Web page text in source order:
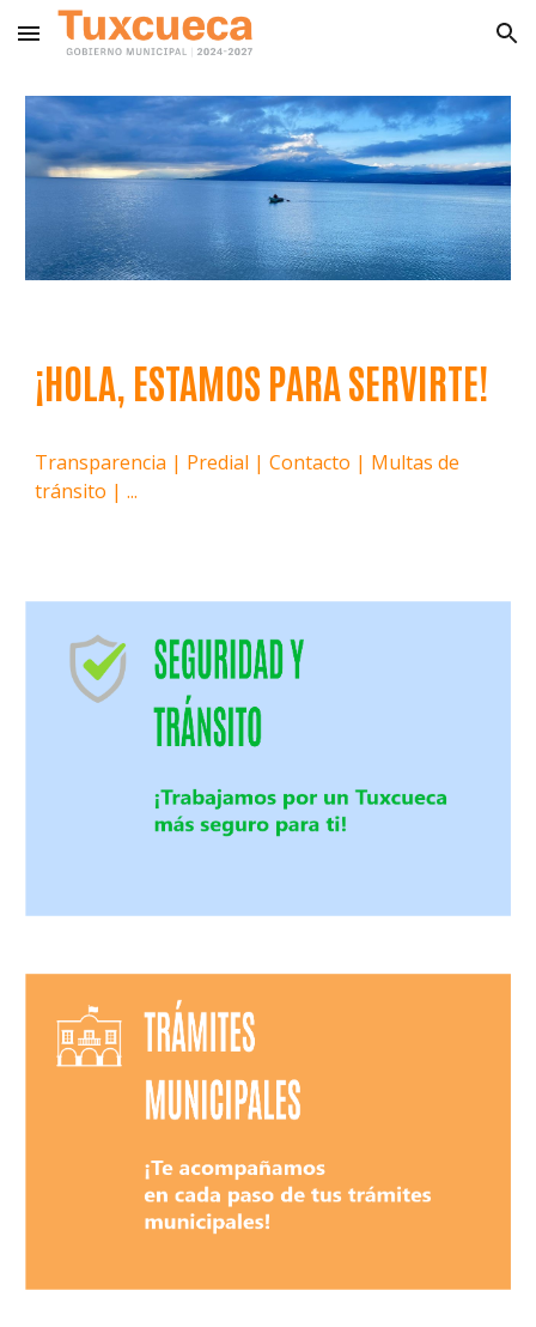
Skip to main content Skip to navigation
¡HOLA, ESTAMOS PARA SERVIRTE!
Transparencia | Predial | Contacto | Multas de
tránsito | ...